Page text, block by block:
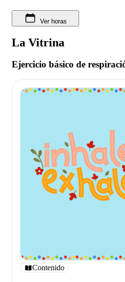
Ver horas
La Vitrina
Ejercicio básico de
Contenido